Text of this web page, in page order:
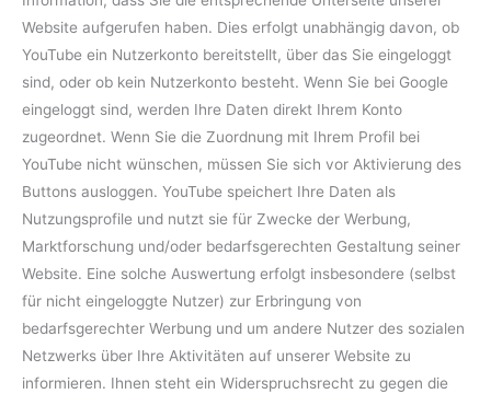
Website aufgerufen haben. Dies erfolgt unabhängig davon, ob
YouTube ein Nutzerkonto bereitstellt, über das Sie eingeloggt
sind, oder ob kein Nutzerkonto besteht. Wenn Sie bei Google
eingeloggt sind, werden Ihre Daten direkt Ihrem Konto
zugeordnet. Wenn Sie die Zuordnung mit Ihrem Profil bei
YouTube nicht wünschen, müssen Sie sich vor Aktivierung des
Buttons ausloggen. YouTube speichert Ihre Daten als
Nutzungsprofile und nutzt sie für Zwecke der Werbung,
Marktforschung und/oder bedarfsgerechten Gestaltung seiner
Website. Eine solche Auswertung erfolgt insbesondere (selbst
für nicht eingeloggte Nutzer) zur Erbringung von
bedarfsgerechter Werbung und um andere Nutzer des sozialen
Netzwerks über Ihre Aktivitäten auf unserer Website zu
informieren. Ihnen steht ein Widerspruchsrecht zu gegen die